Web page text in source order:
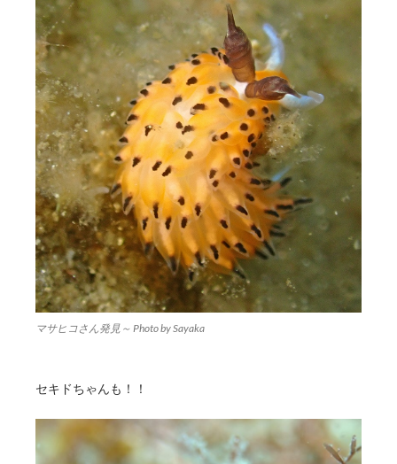
マサヒコさん発見～ Photo by Sayaka
セキドちゃんも！！